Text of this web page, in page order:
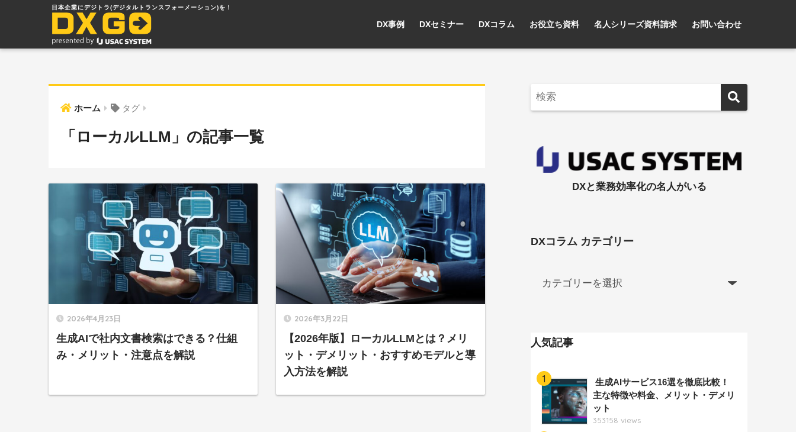
DX事例 DXセミナー DXコラム お役立ち資料 名人シリーズ資料請求 お問い合わせ
ホーム タグ
「ローカルLLM」の記事一覧
2026年4月23日
生成AIで社内文書検索はできる？仕組
み・メリット・注意点を解説
2026年3月22日
【2026年版】ローカルLLMとは？メリ
ット・デメリット・おすすめモデルと導
入方法を解説
DXと業務効率化の名人がいる
DXコラム カテゴリー
人気記事
1
生成AIサービス16選を徹底比較！
主な特徴や料金、メリット・デメリ
ット
353158 views